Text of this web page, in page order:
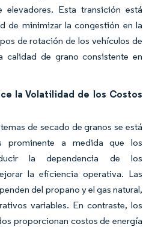
elevadores. Esta transición está
de minimizar la congestión en la
de rotación de los vehículos de
calidad de grano consistente en
la Volatilidad de los Costos
de secado de granos se está
prominente a medida que los
la dependencia de los
la eficiencia operativa. Las
del propano y el gas natural,
variables. En contraste, los
proporcionan costos de energía